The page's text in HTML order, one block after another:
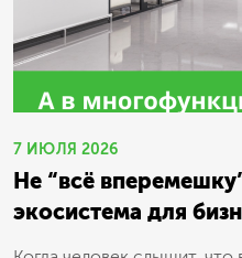
7 ИЮЛЯ 2026
Не “всё
экосистема для